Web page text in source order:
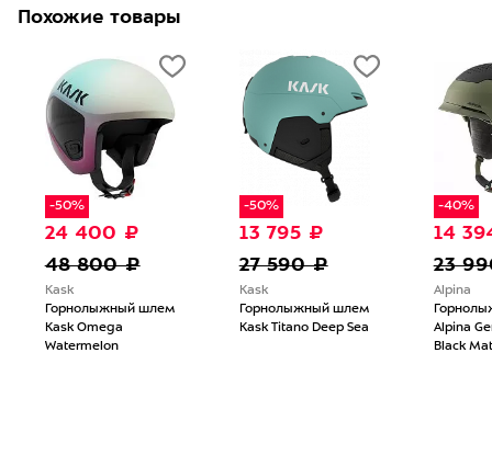
Похожие товары
-50%
24 400 ₽
48 800 ₽
Kask
Горнолыжный шлем
Kask Omega
Watermelon
-50%
13 795 ₽
27 590 ₽
Kask
Горнолыжный шлем
Kask Titano Deep Sea
-40%
14
23
Alpina
Alpina
Black